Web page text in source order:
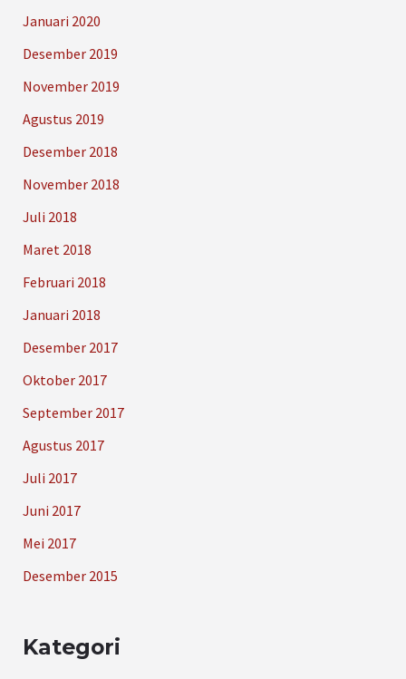
Januari 2020
Desember 2019
November 2019
Agustus 2019
Desember 2018
November 2018
Juli 2018
Maret 2018
Februari 2018
Januari 2018
Desember 2017
Oktober 2017
September 2017
Agustus 2017
Juli 2017
Juni 2017
Mei 2017
Desember 2015
Kategori